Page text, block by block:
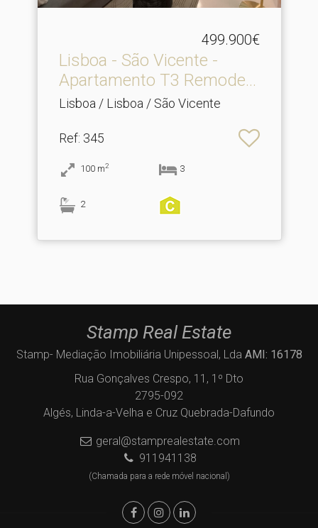
499.900€
Lisboa - São Vicente -
Apartamento T3 Remode.​..
Lisboa / Lisboa / São Vicente
Ref: 345
100 m2 3
2
Stamp Real Estate
Stamp- Mediação Imobiliária Unipessoal, Lda AMI: 16178
Rua Gonçalves Crespo, 11, 1º Dto
2795-092
Algés, Linda-a-Velha e Cruz Quebrada-Dafundo
geral@stamprealestate.com
911941138
(Chamada para a rede móvel nacional)